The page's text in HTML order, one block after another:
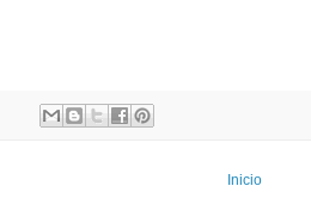
Inicio